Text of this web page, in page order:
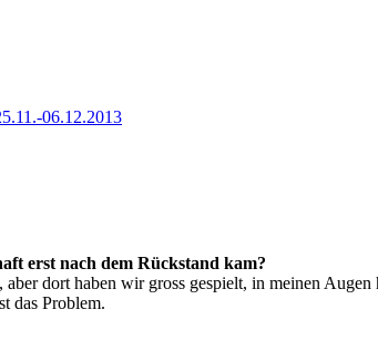
06.12.2013
erst nach dem Rückstand kam?
dort haben wir gross gespielt, in meinen
das Problem.